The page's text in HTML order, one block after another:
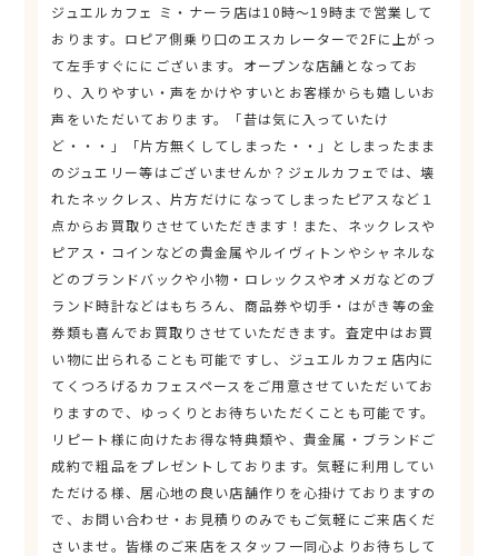
ジュエルカフェ ミ・ナーラ店は10時～19時まで営業して
おります。ロピア側乗り口のエスカレーターで2Fに上がっ
て左手すぐににございます。オープンな店舗となってお
り、入りやすい・声をかけやすいとお客様からも嬉しいお
声をいただいております。「昔は気に入っていたけ
ど・・・」「片方無くしてしまった・・」としまったまま
のジュエリー等はございませんか？ジェルカフェでは、壊
れたネックレス、片方だけになってしまったピアスなど１
点からお買取りさせていただきます！また、ネックレスや
ピアス・コインなどの貴金属やルイヴィトンやシャネルな
どのブランドバックや小物・ロレックスやオメガなどのブ
ランド時計などはもちろん、商品券や切手・はがき等の金
券類も喜んでお買取りさせていただきます。査定中はお買
い物に出られることも可能ですし、ジュエルカフェ店内に
てくつろげるカフェスペースをご用意させていただいてお
りますので、ゆっくりとお待ちいただくことも可能です。
リピート様に向けたお得な特典類や、貴金属・ブランドご
成約で粗品をプレゼントしております。気軽に利用してい
ただける様、居心地の良い店舗作りを心掛けておりますの
で、お問い合わせ・お見積りのみでもご気軽にご来店くだ
さいませ。皆様のご来店をスタッフ一同心よりお待ちして